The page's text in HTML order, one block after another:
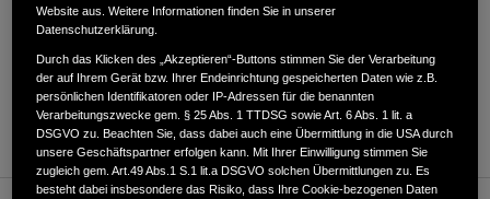
ROUTENPLANUNG
WEBSITE
Website aus. Weitere Informationen finden Sie in unserer
Datenschutzerklärung.
Durch das Klicken des „Akzeptieren“-Buttons stimmen Sie der Verarbeitung
der auf Ihrem Gerät bzw. Ihrer Endeinrichtung gespeicherten Daten wie z.B.
persönlichen Identifikatoren oder IP-Adressen für die benannten
Verarbeitungszwecke gem. § 25 Abs. 1 TTDSG sowie Art. 6 Abs. 1 lit. a
DSGVO zu. Beachten Sie, dass dabei auch eine Übermittlung in die USA durch
unsere Geschäftspartner erfolgen kann. Mit Ihrer Einwilligung stimmen Sie
zugleich gem. Art.49 Abs.1 S.1 lit.a DSGVO solchen Übermittlungen zu. Es
besteht dabei insbesondere das Risiko, dass Ihre Cookie-bezogenen Daten